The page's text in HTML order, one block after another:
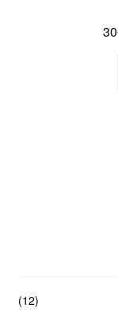
السعر
(12)